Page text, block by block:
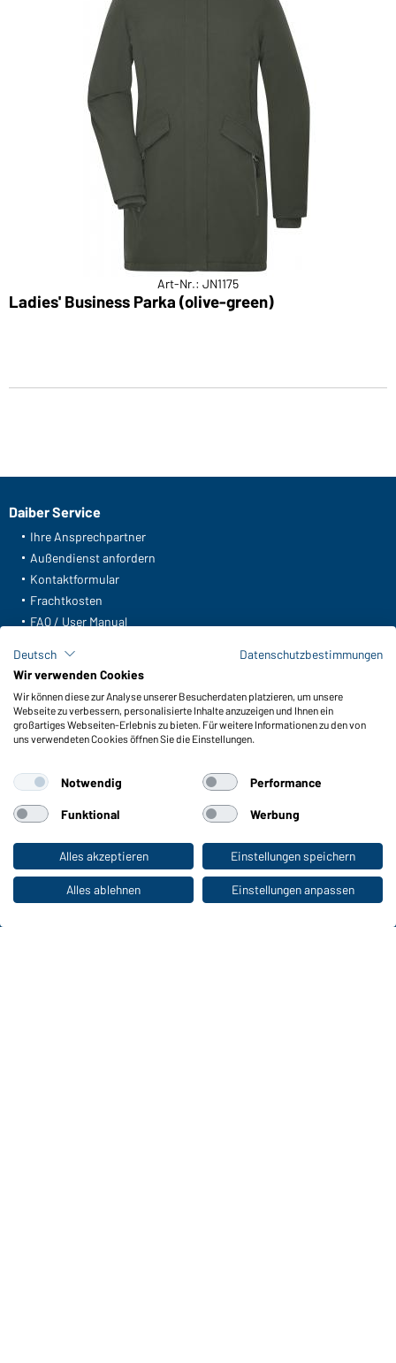
Zum Privatkunden-Shop
Art-Nr.: JN1175
Ladies' Business Parka (olive-green)
Daiber Service
Ihre Ansprechpartner
Außendienst anfordern
Kontaktformular
Frachtkosten
FAQ / User Manual
Meldeportal nach Hinweisgeberschutz
Funktionen & Pflege
Produkteigenschaften
Pflegehinweise
Farben
WORKWEAR COLLECTION
Die ideale Wahl für Professionals: Kollektionen
entdecken!
Deutsch
Datenschutzbestimmungen
Wir verwenden Cookies
Wir können diese zur Analyse unserer Besucherdaten platzieren, um unsere
Webseite zu verbessern, personalisierte Inhalte anzuzeigen und Ihnen ein
großartiges Webseiten-Erlebnis zu bieten. Für weitere Informationen zu den von
uns verwendeten Cookies öffnen Sie die Einstellungen.
Notwendig Performance
Funktional Werbung
Alles akzeptieren Einstellungen speichern
Alles ablehnen Einstellungen anpassen